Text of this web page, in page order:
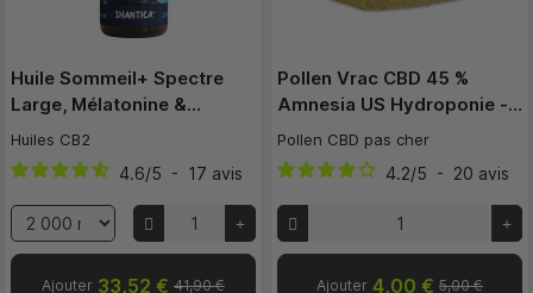
Huile Sommeil+ Spectre
Large, Mélatonine &…
Huiles CB2
4.6/5 - 17 avis
Ajouter 33,52 € 41,90 €
Pollen Vrac CBD 45 %
Amnesia US Hydroponie -…
Pollen CBD pas cher
4.2/5 - 20 avis
Ajouter 4,00 € 5,00 €